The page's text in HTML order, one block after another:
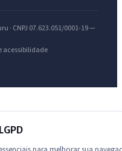
· CNPJ 07.623.051/0001-19 —
acessibilidade